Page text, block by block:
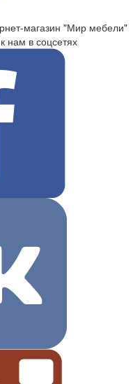
магазин "Мир мебели"
нам в соцсетях